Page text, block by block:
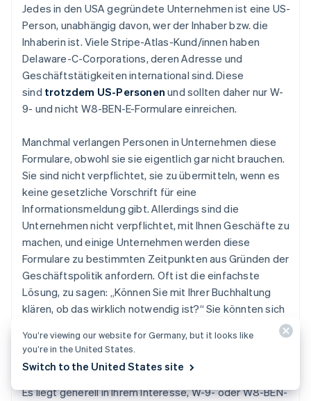
Jedes in den USA gegründete Unternehmen ist eine US-
Person, unabhängig davon, wer der Inhaber bzw. die
Inhaberin ist. Viele Stripe-Atlas-Kund/innen haben
Delaware-C-Corporations, deren Adresse und
Geschäftstätigkeiten international sind. Diese
sind trotzdem US-Personen und sollten daher nur W-
9- und nicht W8-BEN-E-Formulare einreichen.
Manchmal verlangen Personen in Unternehmen diese
Formulare, obwohl sie sie eigentlich gar nicht brauchen.
Sie sind nicht verpflichtet, sie zu übermitteln, wenn es
keine gesetzliche Vorschrift für eine
Informationsmeldung gibt. Allerdings sind die
Unternehmen nicht verpflichtet, mit Ihnen Geschäfte zu
machen, und einige Unternehmen werden diese
Formulare zu bestimmten Zeitpunkten aus Gründen der
Geschäftspolitik anfordern. Oft ist die einfachste
Lösung, zu sagen: „Können Sie mit Ihrer Buchhaltung
klären, ob das wirklich notwendig ist?“ Sie könnten sich
einfach auszufüllen, auch wenn Sie nicht dazu
verpflichtet sind.
Es liegt generell in Ihrem Interesse, W-9- oder W8-BEN-
You’re viewing our website for Germany, but it looks like
you’re in the United States.
Switch to the United States site